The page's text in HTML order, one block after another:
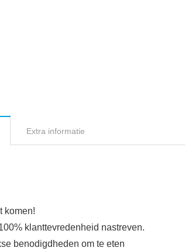
Extra informatie
komen!
klanttevredenheid nastreven.
benodigdheden om te eten